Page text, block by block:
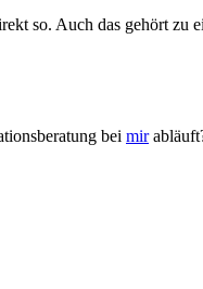
so. Auch das gehört zu
bei mir